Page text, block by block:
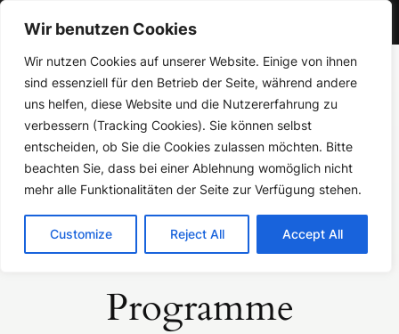
Wir benutzen Cookies
Wir nutzen Cookies auf unserer Website. Einige von ihnen
sind essenziell für den Betrieb der Seite, während andere
uns helfen, diese Website und die Nutzererfahrung zu
verbessern (Tracking Cookies). Sie können selbst
entscheiden, ob Sie die Cookies zulassen möchten. Bitte
beachten Sie, dass bei einer Ablehnung womöglich nicht
mehr alle Funktionalitäten der Seite zur Verfügung stehen.
Customize Reject All Accept All
Zum
Inhalt
springen
Gymnasium Aspel
Programme
Gymnasium Aspel